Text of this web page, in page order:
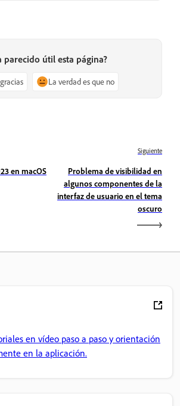
parecido útil esta página?
La verdad es que no
en macOS
Siguiente
Problema de visibilidad en
algunos componentes de la
interfaz de usuario en el tema
oscuro
en vídeo paso a paso y orientación
en la aplicación.